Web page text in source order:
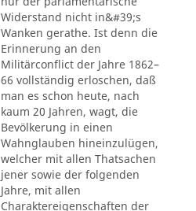
Widerstand nicht in&#39;s
Wanken gerathe. Ist denn die
Erinnerung an den
Militärconflict der Jahre 1862–
66 vollständig erloschen, daß
man es schon heute, nach
kaum 20 Jahren, wagt, die
Bevölkerung in einen
Wahnglauben hineinzulügen,
welcher mit allen Thatsachen
jener sowie der folgenden
Jahre, mit allen
Charaktereigenschaften der